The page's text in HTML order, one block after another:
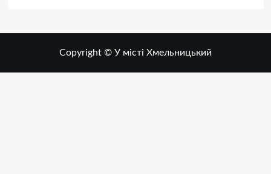
Copyright © У місті Хмельницький